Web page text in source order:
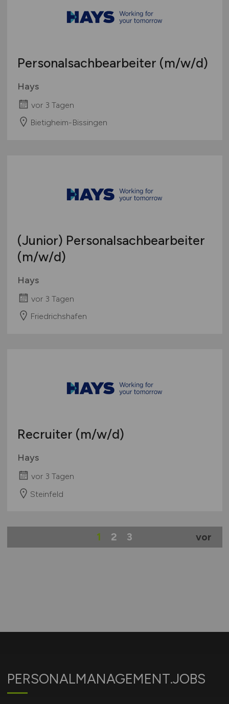
Personalsachbearbeiter (m/w/d)
Hays
vor 3 Tagen
Bietigheim-Bissingen
(Junior) Personalsachbearbeiter
(m/w/d)
Hays
vor 3 Tagen
Friedrichshafen
Recruiter (m/w/d)
Hays
vor 3 Tagen
Steinfeld
1 2 3 vor
PERSONALMANAGEMENT.JOBS